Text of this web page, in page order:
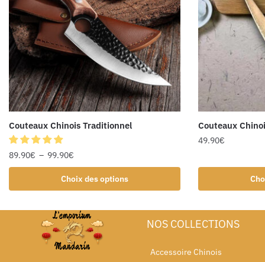
Couteaux Chinois Traditionnel
89.90€ – 99.90€
Choix des options
Couteaux
49.90€
NOS COLLECTIONS
Accessoire Chinois